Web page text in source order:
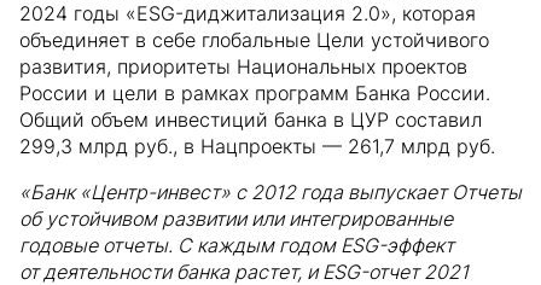
2024 годы «ESG-диджитализация 2.0», которая
объединяет в себе глобальные Цели устойчивого
развития, приоритеты Национальных проектов
России и цели в рамках программ Банка России.
Общий объем инвестиций банка в ЦУР составил
299,3 млрд руб., в Нацпроекты — 261,7 млрд руб.
«Банк «Центр-инвест» с 2012 года выпускает Отчеты
об устойчивом развитии или интегрированные
годовые отчеты. С каждым годом ESG-эффект
от деятельности банка растет, и ESG-отчет 2021